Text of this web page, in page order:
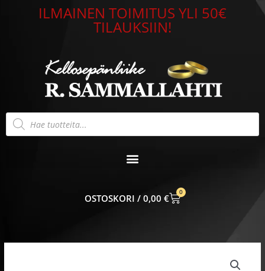
ILMAINEN TOIMITUS YLI 50€
TILAUKSIIN!
Products
search
0,00 €
0
CART